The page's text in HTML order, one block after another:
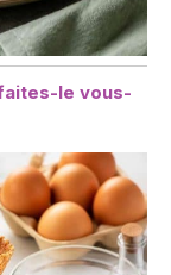
le vous-